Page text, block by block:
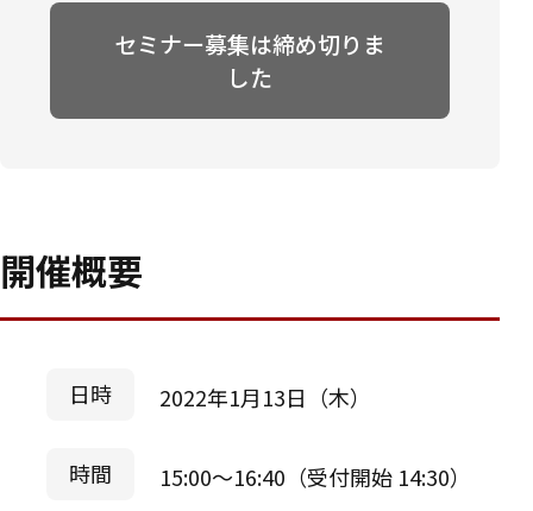
セミナー募集は締め切りま
した
開催概要
日時 2022年1月13日（木）
時間 15:00～16:40（受付開始 14:30）